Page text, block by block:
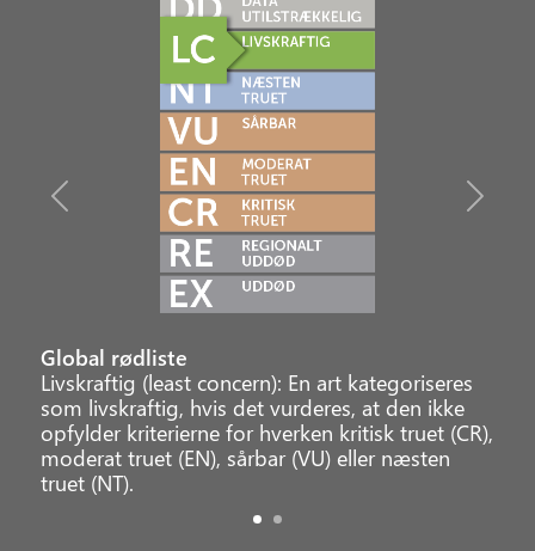
Global rødliste
Livskraftig (least concern): En art kategoriseres
som livskraftig, hvis det vurderes, at den ikke
opfylder kriterierne for hverken kritisk truet (CR),
moderat truet (EN), sårbar (VU) eller næsten
truet (NT).
Next